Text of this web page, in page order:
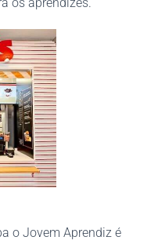
o Jovem Aprendiz é